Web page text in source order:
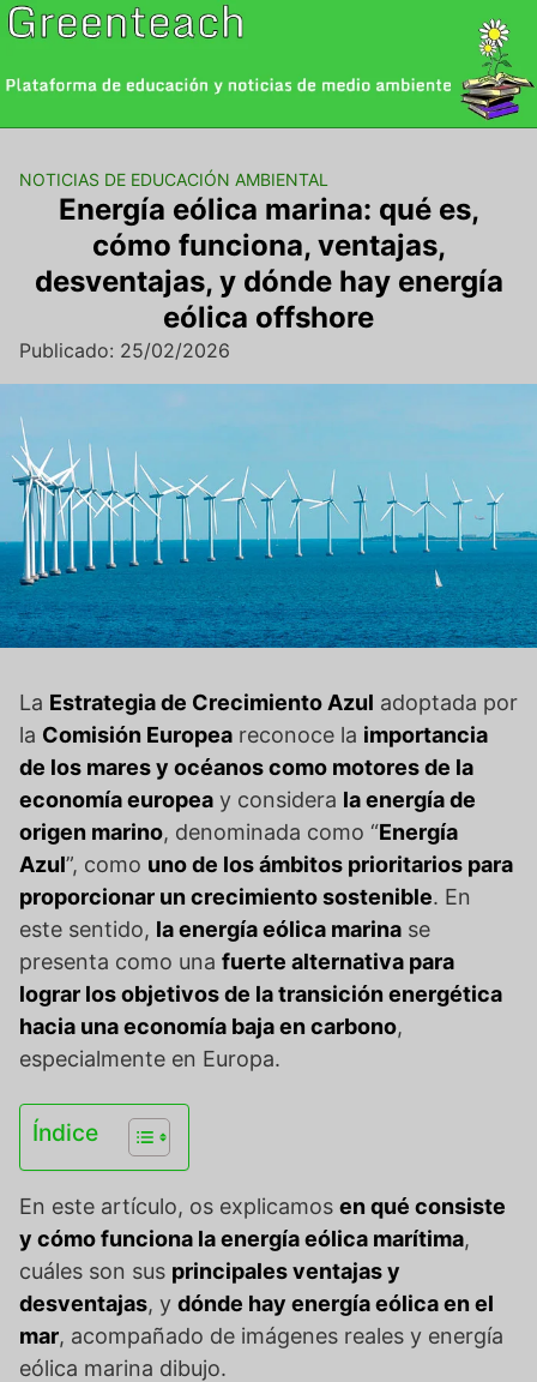
Saltar
al
NOTICIAS DE EDUCACIÓN AMBIENTAL
Energía eólica marina: qué es,
cómo funciona, ventajas,
desventajas, y dónde hay energía
eólica offshore
Publicado: 25/02/2026
La Estrategia de Crecimiento Azul adoptada por
la Comisión Europea reconoce la importancia
de los mares y océanos como motores de la
economía europea y considera la energía de
origen marino, denominada como “Energía
Azul”, como uno de los ámbitos prioritarios para
proporcionar un crecimiento sostenible. En
este sentido, la energía eólica marina se
presenta como una fuerte alternativa para
lograr los objetivos de la transición energética
hacia una economía baja en carbono,
especialmente en Europa.
Índice
En este artículo, os explicamos en qué consiste
y cómo funciona la energía eólica marítima,
cuáles son sus principales ventajas y
desventajas, y dónde hay energía eólica en el
mar, acompañado de imágenes reales y energía
eólica marina dibujo.